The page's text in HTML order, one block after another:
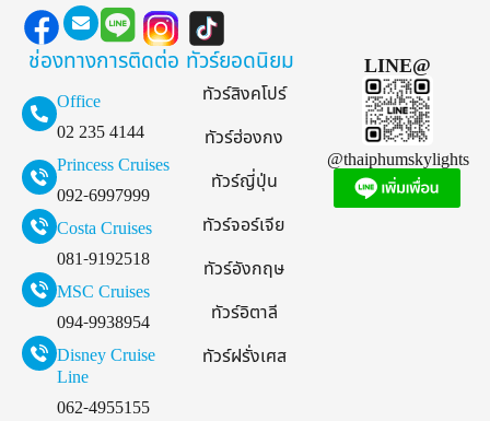
ช่องทางการติดต่อ
Office
02 235 4144
Princess Cruises
092-6997999
Costa Cruises
081-9192518
MSC Cruises
094-9938954
Disney Cruise
Line
062-4955155
ทัวร์ยอดนิยม
ทัวร์สิงคโปร์
ทัวร์ฮ่องกง
ทัวร์ญี่ปุ่น
ทัวร์จอร์เจีย
ทัวร์อังกฤษ
ทัวร์อิตาลี
ทัวร์ฝรั่งเศส
LINE@
@thaiphumskylights